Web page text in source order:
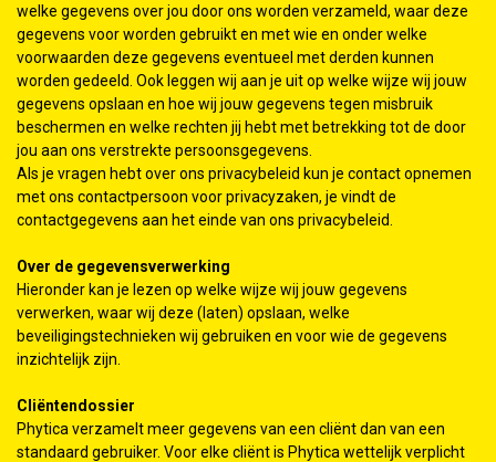
welke gegevens over jou door ons worden verzameld, waar deze
gegevens voor worden gebruikt en met wie en onder welke
voorwaarden deze gegevens eventueel met derden kunnen
worden gedeeld. Ook leggen wij aan je uit op welke wijze wij jouw
gegevens opslaan en hoe wij jouw gegevens tegen misbruik
beschermen en welke rechten jij hebt met betrekking tot de door
jou aan ons verstrekte persoonsgegevens.
Als je vragen hebt over ons privacybeleid kun je contact opnemen
met ons contactpersoon voor privacyzaken, je vindt de
contactgegevens aan het einde van ons privacybeleid.
Over de gegevensverwerking
Hieronder kan je lezen op welke wijze wij jouw gegevens
verwerken, waar wij deze (laten) opslaan, welke
beveiligingstechnieken wij gebruiken en voor wie de gegevens
inzichtelijk zijn.
Cliëntendossier
Phytica verzamelt meer gegevens van een cliënt dan van een
standaard gebruiker. Voor elke cliënt is Phytica wettelijk verplicht